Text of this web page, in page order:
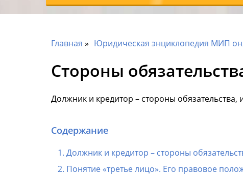
Главная Юридическая энциклопедия МИП
Стороны
Должник и кредитор – стороны обязательства,
Содержание
Должник и кредитор – стороны
Понятие «третье лицо». Его правовое